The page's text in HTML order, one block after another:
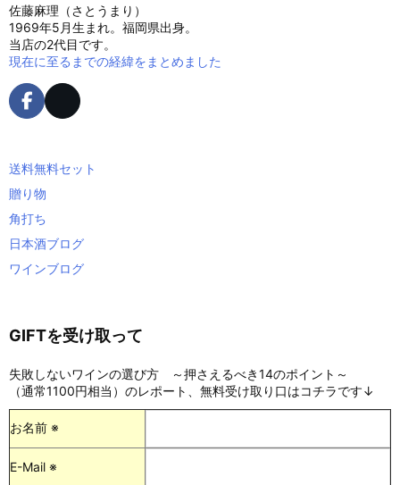
佐藤麻理（さとうまり）
1969年5月生まれ。福岡県出身。
当店の2代目です。
現在に至るまでの経緯をまとめました
送料無料セット
贈り物
角打ち
日本酒ブログ
ワインブログ
GIFTを受け取って
失敗しないワインの選び方 ～押さえるべき14のポイント～
（通常1100円相当）のレポート、無料受け取り口はコチラです↓
お名前 ※
E-Mail ※